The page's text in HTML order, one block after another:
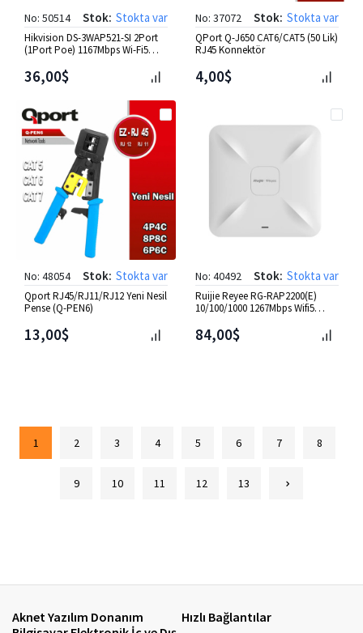
No: 50514 Stok: Stokta var
Hikvision DS-3WAP521-SI 2Port
(1Port Poe) 1167Mbps Wi-Fi5
36,00$
No: 37072 Stok: Stokta var
QPort Q-J650 CAT6/CAT5 (50 Lik)
RJ45 Konnektör
4,00$
No: 48054 Stok: Stokta var
Qport RJ45/RJ11/RJ12 Yeni Nesil
Pense (Q-PEN6)
13,00$
No: 40492 Stok: Stokta var
Ruijie Reyee RG-RAP2200(E)
10/100/1000 1267Mbps Wifi5
84,00$
1 2 3 4 5 6 7 8
9 10 11 12 13
Aknet Yazılım Donanım
Hızlı Bağlantılar